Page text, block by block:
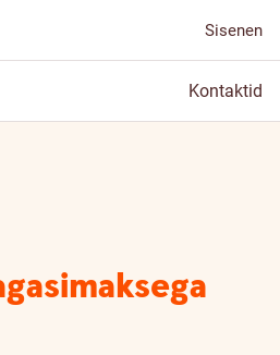
Sisenen
Kontaktid